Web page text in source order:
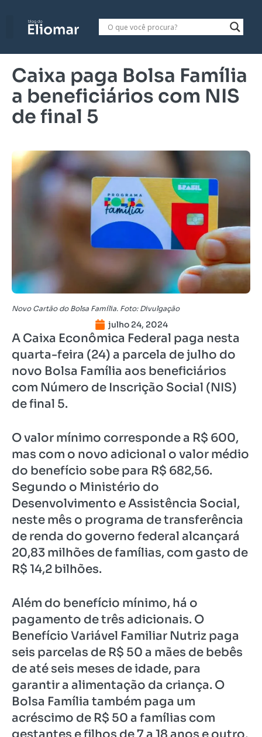
Caixa paga Bolsa Família
a beneficiários com NIS
de final 5
Novo Cartão do Bolsa Família. Foto: Divulgação
julho 24, 2024
A Caixa Econômica Federal paga nesta
quarta-feira (24) a parcela de julho do
novo Bolsa Família aos beneficiários
com Número de Inscrição Social (NIS)
de final 5.
O valor mínimo corresponde a R$ 600,
mas com o novo adicional o valor médio
do benefício sobe para R$ 682,56.
Segundo o Ministério do
Desenvolvimento e Assistência Social,
neste mês o programa de transferência
de renda do governo federal alcançará
20,83 milhões de famílias, com gasto de
R$ 14,2 bilhões.
Além do benefício mínimo, há o
pagamento de três adicionais. O
Benefício Variável Familiar Nutriz paga
seis parcelas de R$ 50 a mães de bebês
de até seis meses de idade, para
garantir a alimentação da criança. O
Bolsa Família também paga um
acréscimo de R$ 50 a famílias com